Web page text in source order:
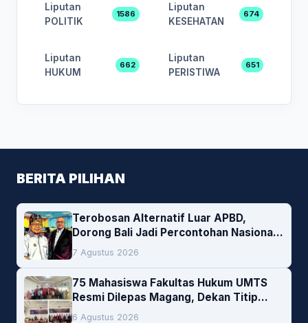
Liputan
POLITIK
1586
Liputan
KESEHATAN
674
Liputan
HUKUM
662
Liputan
PERISTIWA
651
BERITA PILIHAN
Terobosan Alternatif Luar APBD,
Dorong Bali Jadi Percontohan Nasional
Pembiayaan Daerah
7 Agustus 2026
75 Mahasiswa Fakultas Hukum UMTS
Resmi Dilepas Magang, Dekan Titip
Empat Pesan Penting
6 Agustus 2026